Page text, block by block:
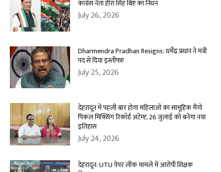
कांग्रेस नेता हीरा सिंह बिष्ट का निधन
July 26, 2026
Dharmendra Pradhan Resigns: धर्मेंद्र प्रधान ने मंत्री
पद से दिया इस्तीफा!
July 25, 2026
देहरादून में पहली बार होगा महिलाओं का सामूहिक मैंगो
पिकल मिक्सिंग रिकॉर्ड अटेम्प्ट, 26 जुलाई को बनेगा नया
इतिहास
July 24, 2026
देहरादून: UTU पेपर लीक मामले में आरोपी शिक्षक